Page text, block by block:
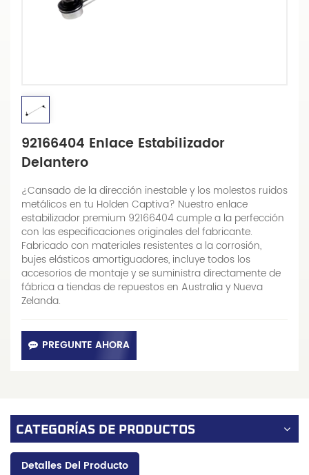
92166404 Enlace Estabilizador
Delantero
¿Cansado de la dirección inestable y los molestos ruidos
metálicos en tu Holden Captiva? Nuestro enlace
estabilizador premium 92166404 cumple a la perfección
con las especificaciones originales del fabricante.
Fabricado con materiales resistentes a la corrosión,
bujes elásticos amortiguadores, incluye todos los
accesorios de montaje y se suministra directamente de
fábrica a tiendas de repuestos en Australia y Nueva
Zelanda.
PREGUNTE AHORA
CATEGORÍAS DE PRODUCTOS
Detalles Del Producto